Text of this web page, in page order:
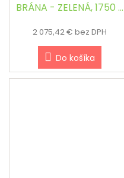
BRÁNA - ZELENÁ, 1750 x
2 075,42 € bez DPH
Do košíka